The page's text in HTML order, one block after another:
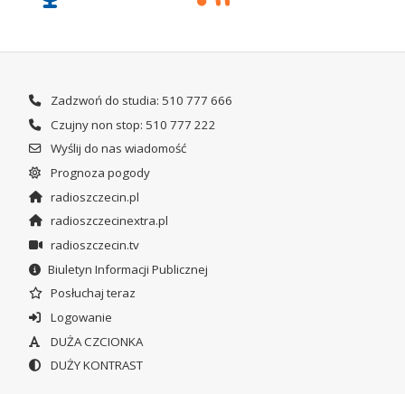
Zadzwoń do studia: 510 777 666
Czujny non stop: 510 777 222
Wyślij do nas wiadomość
Prognoza pogody
radioszczecin.pl
radioszczecinextra.pl
radioszczecin.tv
Biuletyn Informacji Publicznej
Posłuchaj teraz
Logowanie
DUŻA CZCIONKA
DUŻY KONTRAST